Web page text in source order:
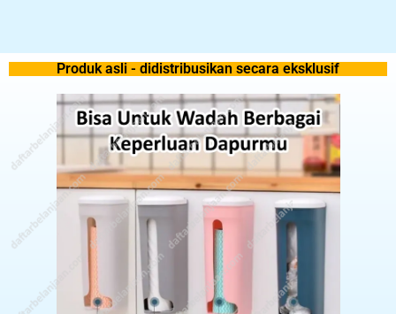
Produk asli - didistribusikan secara eksklusif